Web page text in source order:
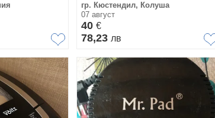
гр. Кюстендил, Колуша
07 август
40 €
78,23 лв